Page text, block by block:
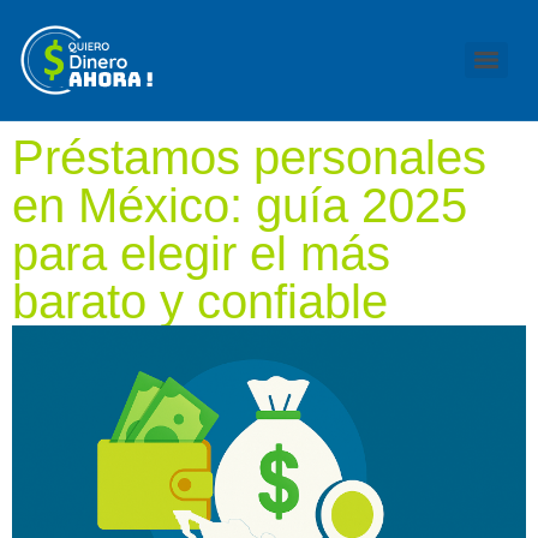
Préstamos personales
en México: guía 2025
para elegir el más
barato y confiable